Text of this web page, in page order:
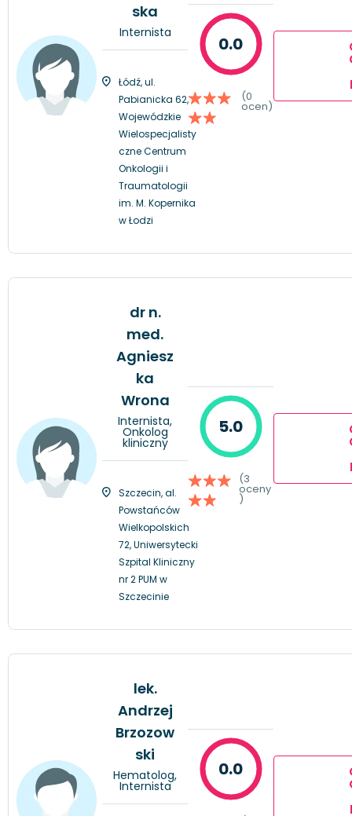
ska
Internista
Łódź, ul.
Pabianicka 62,
Wojewódzkie
Wielospecjalisty
czne Centrum
Onkologii i
Traumatologii
im. M. Kopernika
w Łodzi
0.0
(0
ocen)
dr n.
med.
Agniesz
ka
Wrona
Internista,
Onkolog
kliniczny
Szczecin, al.
Powstańców
Wielkopolskich
72, Uniwersytecki
Szpital Kliniczny
nr 2 PUM w
Szczecinie
5.0
(3
oceny
)
lek.
Andrzej
Brzozow
ski
Hematolog,
Internista
0.0